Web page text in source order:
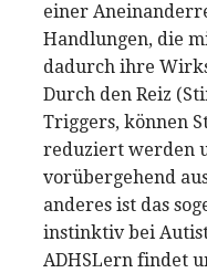
einer
Handlungen, die
dadurch ihre
Durch den Reiz
Triggers, können
reduziert werden
vorübergehend
anderes ist das
instinktiv bei
ADHSLern findet